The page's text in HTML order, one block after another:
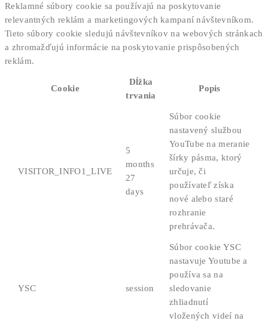
Reklamné súbory cookie sa používajú na poskytovanie
relevantných reklám a marketingových kampaní návštevníkom.
Tieto súbory cookie sledujú návštevníkov na webových stránkach
a zhromažďujú informácie na poskytovanie prispôsobených
reklám.
Cookie
Dĺžka
trvania
Popis
VISITOR_INFO1_LIVE
5
months
27
days
Súbor cookie
nastavený službou
YouTube na meranie
šírky pásma, ktorý
určuje, či
používateľ získa
nové alebo staré
rozhranie
prehrávača.
YSC session
Súbor cookie YSC
nastavuje Youtube a
používa sa na
sledovanie
zhliadnutí
vložených videí na